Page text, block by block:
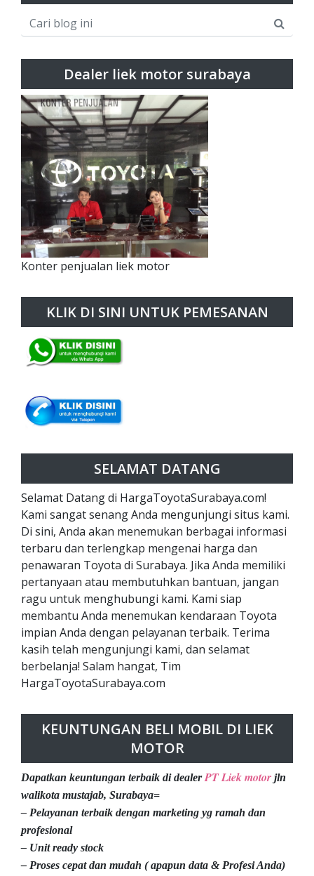
Dealer liek motor surabaya
Konter penjualan liek motor
KLIK DI SINI UNTUK PEMESANAN
SELAMAT DATANG
Selamat Datang di HargaToyotaSurabaya.com!
Kami sangat senang Anda mengunjungi situs kami.
Di sini, Anda akan menemukan berbagai informasi
terbaru dan terlengkap mengenai harga dan
penawaran Toyota di Surabaya. Jika Anda memiliki
pertanyaan atau membutuhkan bantuan, jangan
ragu untuk menghubungi kami. Kami siap
membantu Anda menemukan kendaraan Toyota
impian Anda dengan pelayanan terbaik. Terima
kasih telah mengunjungi kami, dan selamat
berbelanja! Salam hangat, Tim
HargaToyotaSurabaya.com
KEUNTUNGAN BELI MOBIL DI LIEK
MOTOR
Dapatkan keuntungan terbaik di dealerPT Liek motor jln
walikota mustajab, Surabaya=
– Pelayanan terbaik dengan marketing yg ramah dan
profesional
– Unit ready stock
– Proses cepat dan mudah ( apapun data & Profesi Anda)